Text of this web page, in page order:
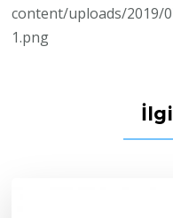
content/uploads/2019/
1.png